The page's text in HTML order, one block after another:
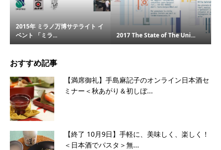
2015年 ミラノ万博サテライト イ
ベント 「ミラ...
2017 The State of The Uni...
おすすめ記事
【満席御礼】手島麻記子のオンライン日本酒セ
ミナー＜秋あがり＆初しぼ...
【終了 10月9日】手軽に、美味しく、楽しく！
＜日本酒でパスタ＞無...